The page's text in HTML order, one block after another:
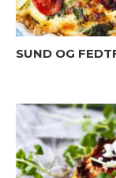
SUND OG